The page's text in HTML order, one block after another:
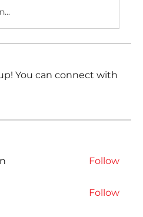
You can connect with
Follow
Follow